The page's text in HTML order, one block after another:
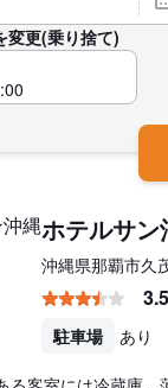
変更(乗り捨て)
ホテルサン
沖縄県那覇市久
3.5
駐車場 あり